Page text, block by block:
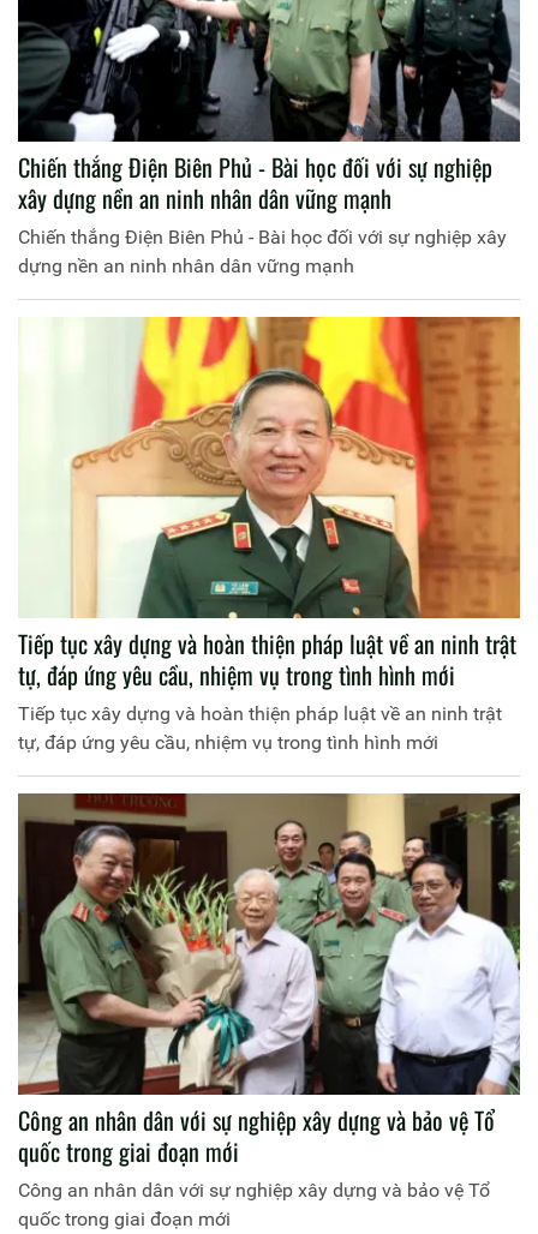
Chiến thắng Điện Biên Phủ - Bài học đối với sự nghiệp
xây dựng nền an ninh nhân dân vững mạnh
Chiến thắng Điện Biên Phủ - Bài học đối với sự nghiệp xây
dựng nền an ninh nhân dân vững mạnh
Tiếp tục xây dựng và hoàn thiện pháp luật về an ninh trật
tự, đáp ứng yêu cầu, nhiệm vụ trong tình hình mới
Tiếp tục xây dựng và hoàn thiện pháp luật về an ninh trật
tự, đáp ứng yêu cầu, nhiệm vụ trong tình hình mới
Công an nhân dân với sự nghiệp xây dựng và bảo vệ Tổ
quốc trong giai đoạn mới
Công an nhân dân với sự nghiệp xây dựng và bảo vệ Tổ
quốc trong giai đoạn mới